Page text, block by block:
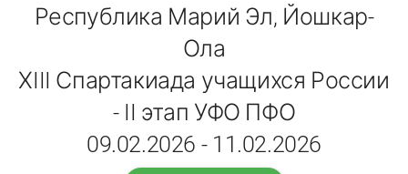
Республика Марий Эл, Йошкар-
Ола
ХIII Спартакиада учащихся России
- II этап УФО ПФО
09.02.2026 - 11.02.2026